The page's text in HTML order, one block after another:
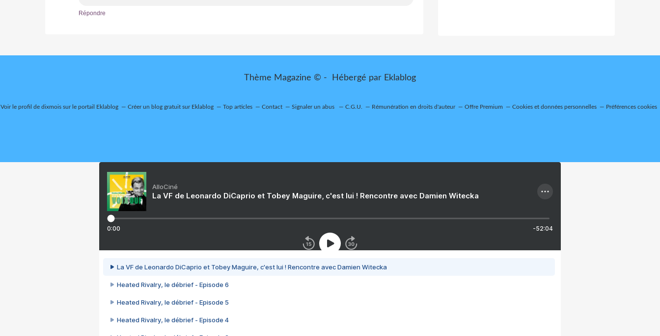
Répondre
Thème Magazine © - Hébergé par Eklablog
Voir le profil de dixmoissur le portail Eklablog Créer un blog gratuit sur Eklablog Top articles Contact Signaler un abus C.G.U. Rémunération en droits d'auteur Offre Premium Cookies et données personnelles Préférences cookies
AlloCiné
La VF de Leonardo DiCaprio et Tobey Maguire, c'est lui ! Rencontre avec Damien Witecka
0:00 -52:04
La VF de Leonardo DiCaprio et Tobey Maguire, c'est lui ! Rencontre avec Damien Witecka
Heated Rivalry, le débrief - Episode 6
Heated Rivalry, le débrief - Episode 5
Heated Rivalry, le débrief - Episode 4